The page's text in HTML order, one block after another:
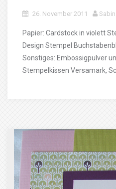
26. November 2011
Papier: Cardstock in violett
Design Stempel
Sonstiges: Embossigpulver
Stempelkissen Versamark,